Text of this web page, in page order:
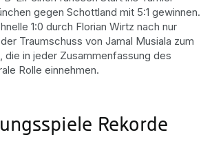
gegen Schottland mit 5:1 gewinnen.
1:0 durch Florian Wirtz nach nur
Traumschuss von Jamal Musiala zum
die in jeder Zusammenfassung des
Rolle einnehmen.
Rekorde